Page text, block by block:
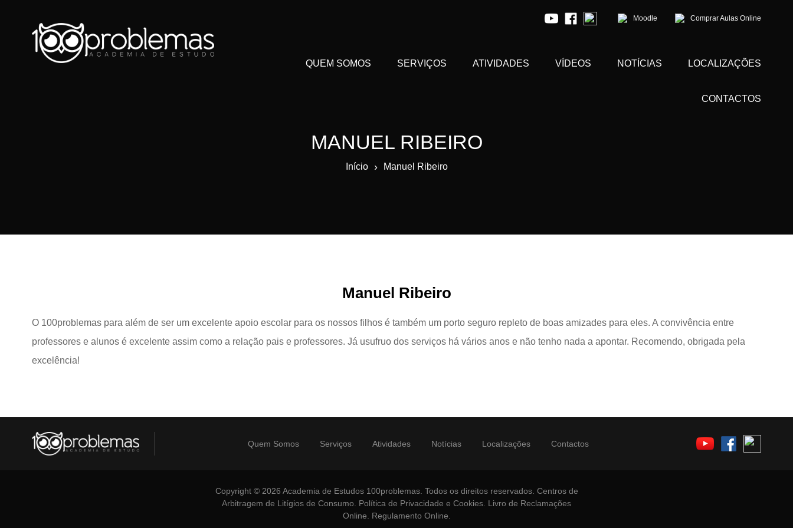
Moodle Comprar Aulas Online
QUEM SOMOS SERVIÇOS ATIVIDADES VÍDEOS NOTÍCIAS LOCALIZAÇÕES
CONTACTOS
MANUEL RIBEIRO
Início › Manuel Ribeiro
Manuel Ribeiro
O 100problemas para além de ser um excelente apoio escolar para os nossos filhos é também um porto seguro repleto de boas amizades para eles. A convivência entre
professores e alunos é excelente assim como a relação pais e professores. Já usufruo dos serviços há vários anos e não tenho nada a apontar. Recomendo, obrigada pela
excelência!
Quem Somos Serviços Atividades Notícias Localizações Contactos
Copyright © 2026 Academia de Estudos 100problemas. Todos os direitos reservados. Centros de
Arbitragem de Litígios de Consumo
Política de Privacidade e Cookies Livro de Reclamações
Online
Regulamento Online